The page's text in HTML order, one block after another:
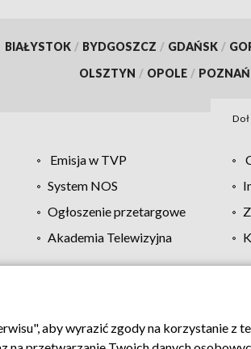
BIAŁYSTOK / BYDGOSZCZ / GDAŃSK /
OLSZTYN / OPOLE / POZNAŃ
Emisja w TVP
System NOS
Ogłoszenie przetargowe
Akademia Telewizyjna
Regulamin TVP Polityka prywatności
aby wyrazić zgody na korzystanie z